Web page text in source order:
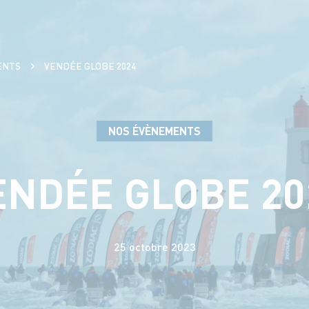
VENDÉE GLOBE 2024
NOS ÉVÈNEMENTS
GLOBE
25 octobre 2023